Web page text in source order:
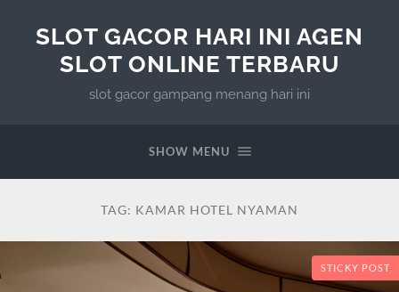
SLOT GACOR HARI INI AGEN
SLOT ONLINE TERBARU
slot gacor gampang menang hari ini
SHOW MENU
TAG: KAMAR HOTEL NYAMAN
STICKY POST